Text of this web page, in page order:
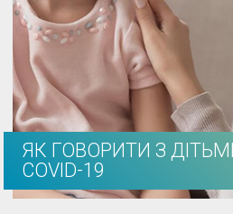
ЯК ГОВОРИТИ З
COVID-19